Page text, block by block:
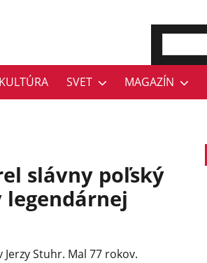
KULTÚRA SVET MAGAZÍN
slávny poľský
legendárnej
Stuhr. Mal 77 rokov.